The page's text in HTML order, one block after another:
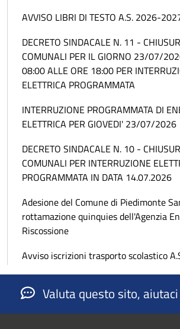
AVVISO LIBRI DI TESTO A.S. 2026-
DECRETO SINDACALE N. 11 -
COMUNALI PER IL GIORNO 23/07/
08:00 ALLE ORE 18:00 PER
ELETTRICA PROGRAMMATA
INTERRUZIONE PROGRAMMATA DI
ELETTRICA PER GIOVEDI' 23/07/2026
DECRETO SINDACALE N. 10 -
COMUNALI PER INTERRUZIONE
PROGRAMMATA IN DATA 14.07.2026
Adesione del Comune di Piedimonte
rottamazione quinquies dell'Agenzia
Riscossione
Avviso iscrizioni trasporto scolastico
Valuta questo sito,